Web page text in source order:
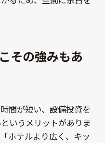
その強みもあ
間が短い、設備投資を
いうメリットがありま
ホテルより広く、キッ